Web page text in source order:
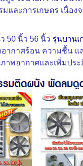
ละการเกษตร เนื่อ
50 นิ้ว 56 นิ้ว รุ่นบานเ
ากาศร้อน ความชื้
าพอากาศและเพิ่มป